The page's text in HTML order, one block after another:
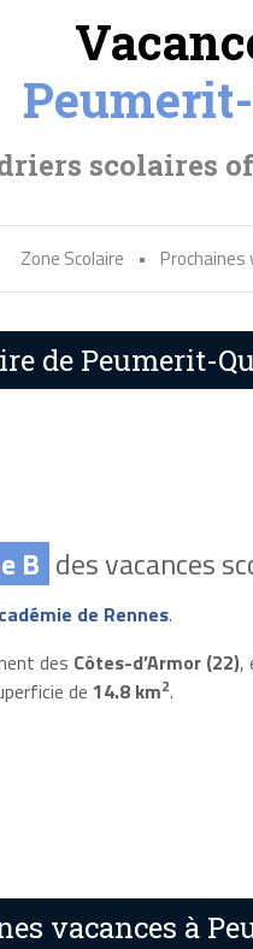
scolaires
Zone Scolaire • Prochaines
de Peumerit-
B des vacances
de Rennes.
des Côtes-d’Armor (22),
de 14.8 km2.
vacances à